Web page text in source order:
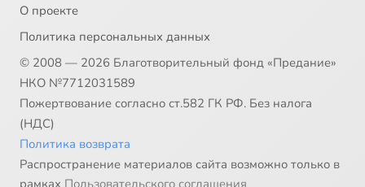
О проекте
Политика персональных данных
© 2008 — 2026 Благотворительный фонд «Предание»
НКО №7712031589
Пожертвование согласно ст.582 ГК РФ. Без налога
(НДС)
Политика возврата
Распространение материалов сайта возможно только в